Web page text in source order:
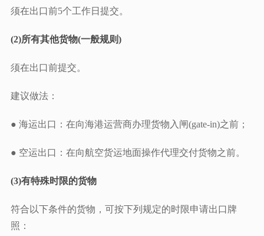
须在出口前5个工作日提交。
(2)所有其他货物(一般规则)
须在出口前提交。
建议做法：
● 海运出口：在向海港运营商办理货物入闸(gate-in)之前；
● 空运出口：在向航空货运地面操作代理交付货物之前。
(3)有特殊时限的货物
符合以下条件的货物，可按下列规定的时限申请出口牌
照：